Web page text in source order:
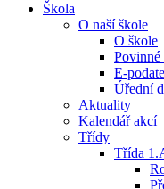
Škola
O naší škole
O škole
Povinné
E-
Úřední
Aktuality
Kalendář akcí
Třídy
Třída